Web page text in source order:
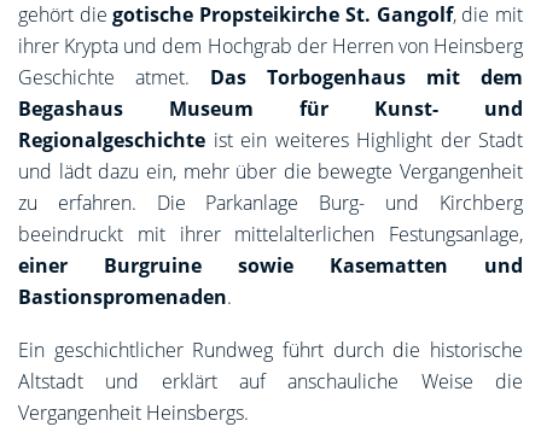
gehört diegotische Propsteikirche St. Gangolf, die mit
ihrer Krypta und dem Hochgrab der Herren von Heinsberg
Geschichte atmet. Das Torbogenhaus mit dem
Begashaus Museum für Kunst- und
Regionalgeschichte ist ein weiteres Highlight der Stadt
und lädt dazu ein, mehr über die bewegte Vergangenheit
zu erfahren. Die Parkanlage Burg- und Kirchberg
beeindruckt mit ihrer mittelalterlichen Festungsanlage,
einer Burgruine sowie Kasematten und
Bastionspromenaden.
Ein geschichtlicher Rundweg führt durch die historische
Altstadt und erklärt auf anschauliche Weise die
Vergangenheit Heinsbergs.